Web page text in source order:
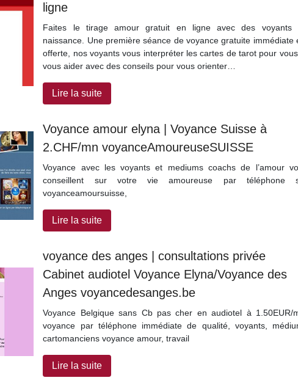
ligne
Faites le tirage amour gratuit en ligne avec des voyants
naissance. Une première séance de voyance gratuite immédiate
offerte, nos voyants vous interpréter les cartes de tarot pour
vous aider avec des conseils pour vous orienter…
Lire la suite
Voyance amour elyna | Voyance Suisse à
2.CHF/mn voyanceAmoureuseSUISSE
Voyance avec les voyants et mediums coachs de l’amour
conseillent sur votre vie amoureuse par téléphone
voyanceamoursuisse,
Lire la suite
voyance des anges | con­sul­ta­tions privée
Cabinet audiotel Voyance Elyna/Voyance des
Anges voyancedesanges.be
Voyance Belgique sans Cb pas cher en audiotel à 1.50EUR/
voyance par téléphone immédiate de qualité, voyants,
cartomanciens voyance amour, travail
Lire la suite